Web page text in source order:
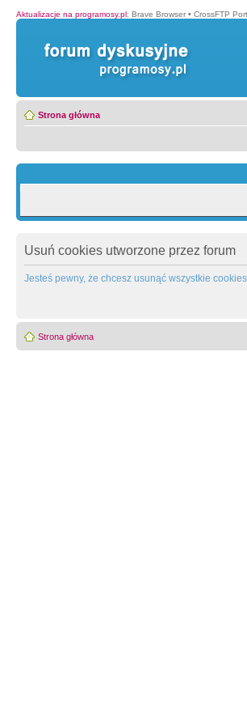
Aktualizacje na programosy.pl: Brave Browser • CrossFTP
Strona główna
Usuń cookies utworzone przez forum
Jesteś pewny, że chcesz usunąć wszystkie
Strona główna